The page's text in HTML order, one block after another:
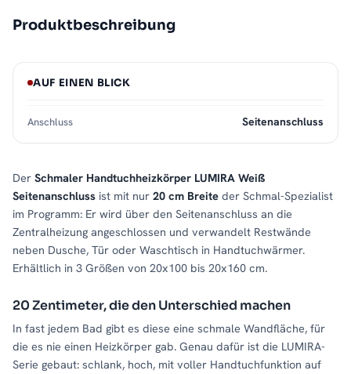
Produktbeschreibung
Der Schmaler Handtuchheizkörper LUMIRA Weiß
Seitenanschluss ist mit nur 20 cm Breite der Schmal-Spezialist
im Programm: Er wird über den Seitenanschluss an die
Zentralheizung angeschlossen und verwandelt Restwände
neben Dusche, Tür oder Waschtisch in Handtuchwärmer.
Erhältlich in 3 Größen von 20x100 bis 20x160 cm.
20 Zentimeter, die den Unterschied machen
In fast jedem Bad gibt es diese eine schmale Wandfläche, für
die es nie einen Heizkörper gab. Genau dafür ist die LUMIRA-
Serie gebaut: schlank, hoch, mit voller Handtuchfunktion auf
AUF EINEN BLICK
Anschluss Seitenanschluss